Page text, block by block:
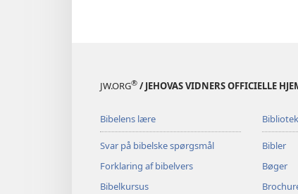
JW.ORG® / JEHOVAS VIDNERS OFFICIELLE
Bibelens lære
Svar på bibelske spørgsmål
Forklaring af bibelvers
Bibelkursus
Bibliotek
Bibler
Bøger